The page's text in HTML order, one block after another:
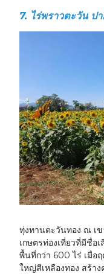
7. ไร่พราวตะวัน ป
ทุ่งทานตะวันทอง ณ เ
เกษตรท่องเที่ยวที่มีชื่อ
พื้นที่กว่า 600 ไร่ เมื่อ
ใหญ่สีเหลืองทอง สร้า